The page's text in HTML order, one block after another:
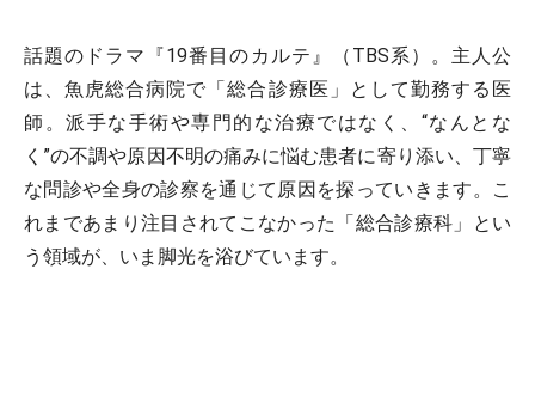
話題のドラマ『19番目のカルテ』（TBS系）。主人公
は、魚虎総合病院で「総合診療医」として勤務する医
師。派手な手術や専門的な治療ではなく、“なんとな
く”の不調や原因不明の痛みに悩む患者に寄り添い、丁寧
な問診や全身の診察を通じて原因を探っていきます。こ
れまであまり注目されてこなかった「総合診療科」とい
う領域が、いま脚光を浴びています。